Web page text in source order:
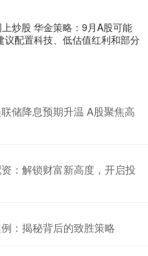
炒股 华金策略：9月A股可能
议配置科技、低估值红利和部分
储降息预期升温 A股聚焦高
：解锁财富新高度，开启投
：揭秘背后的致胜策略